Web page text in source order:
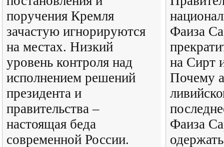
поручения Кремля
зачастую игнорируются
на местах. Низкий
уровень контроля над
исполнением решений
президента и
правительства –
настоящая беда
современной России.
Фаиза
на Сирт
Почему
Фаиза